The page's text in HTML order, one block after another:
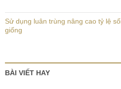
Sử dụng luân trùng nâng cao tỷ lệ
giống
BÀI VIẾT HAY